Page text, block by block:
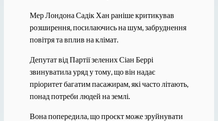
Мер Лондона Садік Хан раніше критикував
розширення, посилаючись на шум, забруднення
повітря та вплив на клімат.
Депутат від Партії зелених Сіан Беррі
звинуватила уряд у тому, що він надає
пріоритет багатим пасажирам, які часто літають,
понад потреби людей на землі.
Вона попередила, що проєкт може зруйнувати